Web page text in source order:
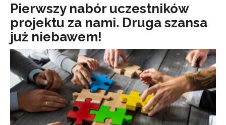
Pierwszy nabór uczestników
projektu za nami. Druga szansa
już niebawem!